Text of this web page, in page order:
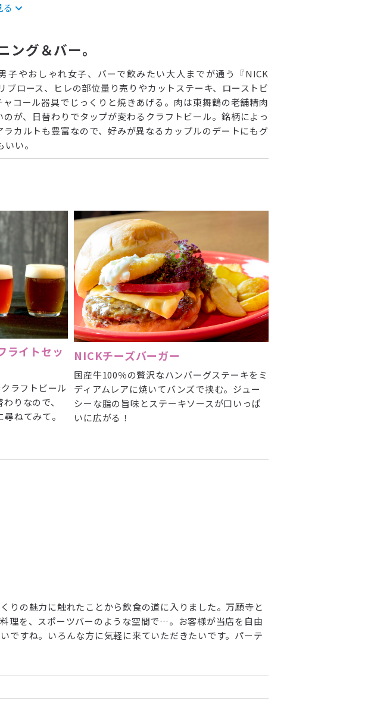
る
グ＆バー。
やおしゃれ女子、バーで飲みたい大人までが通う『NICK
ロース、ヒレの部位量り売りやカットステーキ、ローストビ
コール器具でじっくりと焼きあげる。肉は東舞鶴の老舗精肉
が、日替わりでタップが変わるクラフトビール。銘柄によっ
カルトも豊富なので、好みが異なるカップルのデートにもグ
い。
ライトセッ
ラフトビール
りなので、
ねてみて。
NICKチーズバーガー
国産牛100％の贅沢なハンバーグステーキをミ
ディアムレアに焼いてバンズで挟む。ジュー
シーな脂の旨味とステーキソースが口いっぱ
いに広がる！
りの魅力に触れたことから飲食の道に入りました。万願寺と
理を、スポーツバーのような空間で…。お客様が当店を自由
ですね。いろんな方に気軽に来ていただきたいです。パーテ